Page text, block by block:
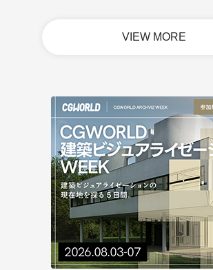
VIEW MORE